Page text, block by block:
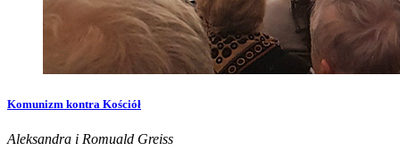
Komunizm kontra Kościół
Aleksandra i Romuald Greiss